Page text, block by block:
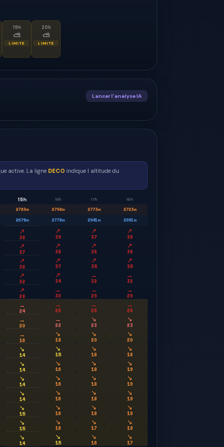
19h
⛅
LIMITE
20h
⛅
LIMITE
Lancer l'analyse IA
active. La ligne DECO indique l altitude du
15h 16h 17h 18h
2783m 2798m 2773m 2723m
2678m 2778m 2941m 2991m
↗
38
↗
39
↗
37
↗
38
↗
37
↗
38
↗
36
↗
36
↗
36
↗
37
↗
35
↗
35
↗
32
↗
34
→
32
→
32
↗
28
→
30
→
29
→
29
→
24
→
26
→
26
→
26
→
20
→
22
↘
23
↘
23
→
16
↘
18
↘
20
↘
20
↘
14
↘
15
↘
18
↘
18
↘
14
↘
16
↘
18
↘
19
↘
14
↘
16
↘
18
↘
19
↘
14
↘
16
↘
18
↘
19
↘
15
↘
16
↘
18
↘
19
↘
15
↘
16
↘
17
↘
19
↘
14
↘
15
↘
16
↘
17